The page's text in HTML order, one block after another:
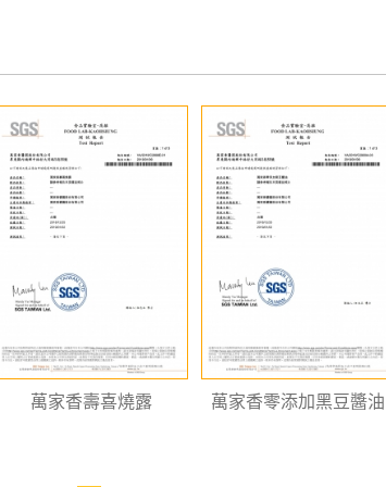
萬家香壽喜燒露 萬家香零添加黑豆醬油